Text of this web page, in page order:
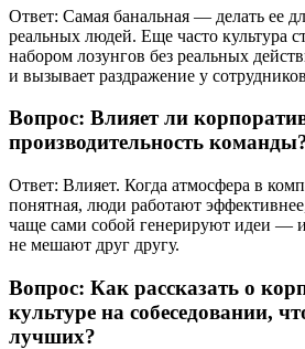
Ответ: Самая банальная — делать ее
реальных людей. Еще часто культура
набором лозунгов без реальных
и вызывает раздражение у
Вопрос: Влияет ли
производительность
Ответ: Влияет. Когда атмосфера в
понятная, люди работают
чаще сами собой генерируют идеи —
не мешают друг другу.
Вопрос: Как рассказать о
культуре на собеседовании,
лучших?